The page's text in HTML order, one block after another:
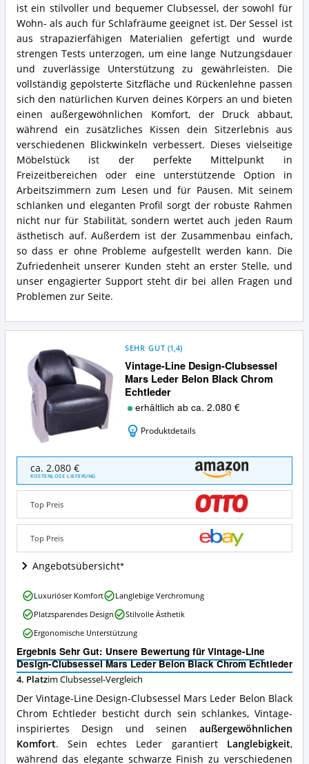
ist ein stilvoller und bequemer Clubsessel, der sowohl für
Wohn- als auch für Schlafräume geeignet ist. Der Sessel ist
aus strapazierfähigen Materialien gefertigt und wurde
strengen Tests unterzogen, um eine lange Nutzungsdauer
und zuverlässige Unterstützung zu gewährleisten. Die
vollständig gepolsterte Sitzfläche und Rückenlehne passen
sich den natürlichen Kurven deines Körpers an und bieten
einen außergewöhnlichen Komfort, der Druck abbaut,
während ein zusätzliches Kissen dein Sitzerlebnis aus
verschiedenen Blickwinkeln verbessert. Dieses vielseitige
Möbelstück ist der perfekte Mittelpunkt in
Freizeitbereichen oder eine unterstützende Option in
Arbeitszimmern zum Lesen und für Pausen. Mit seinem
schlanken und eleganten Profil sorgt der robuste Rahmen
nicht nur für Stabilität, sondern wertet auch jeden Raum
ästhetisch auf. Außerdem ist der Zusammenbau einfach,
so dass er ohne Probleme aufgestellt werden kann. Die
Zufriedenheit unserer Kunden steht an erster Stelle, und
unser engagierter Support steht dir bei allen Fragen und
Problemen zur Seite.
Vintage-Line Design-Clubsessel
Mars Leder Belon Black Chrom
Echtleder
SEHR GUT (1,4)
erhältlich ab ca. 2.080 €
Produktdetails
Vintage-
Line
Design-
Clubsessel
Mars
Leder
Belon
Black
Chrom
Echtleder
Wo
ist
dieser
Clubsessel
erhältlich?
ca. 2.080 €
KOSTENLOSE LIEFERUNG
Top Preis
Top Preis
Angebotsübersicht
Ergebnis Sehr Gut: Unsere Bewertung für Vintage-Line
Design-Clubsessel Mars Leder Belon Black Chrom Echtleder
4. Platzim Clubsessel-Vergleich
Der Vintage-Line Design-Clubsessel Mars Leder Belon Black
Chrom Echtleder besticht durch sein schlankes, Vintage-
inspiriertes Design und seinen außergewöhnlichen
Komfort. Sein echtes Leder garantiert Langlebigkeit,
während das elegante schwarze Finish zu verschiedenen
Vintage-
Line
Design-
Clubsessel
Mars
Leder
Belon
Black
Chrom
Echtleder
Vorteile:
Was
spricht
für
Luxuriöser Komfort
Langlebige Verchromung
Platzsparendes Design
Stilvolle Ästhetik
Ergonomische Unterstützung